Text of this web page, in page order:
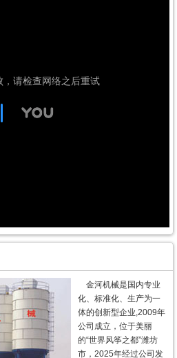
金河机械是国内专业
化、标准化、生产为一
体的创新型企业,2009年
公司成立，位于美丽
的“世界风筝之都”潍坊
市，2025年经过公司发